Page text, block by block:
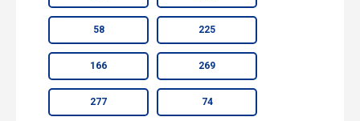
58 225
166 269
277 74